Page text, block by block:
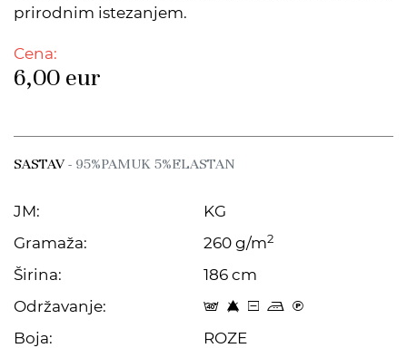
prirodnim istezanjem.
Cena:
6,00 eur
SASTAV- 95%PAMUK 5%ELASTAN
JM:
KG
Gramaža:
260 g/m2
Širina:
186 cm
Održavanje:
t 8 a p C
Boja:
ROZE